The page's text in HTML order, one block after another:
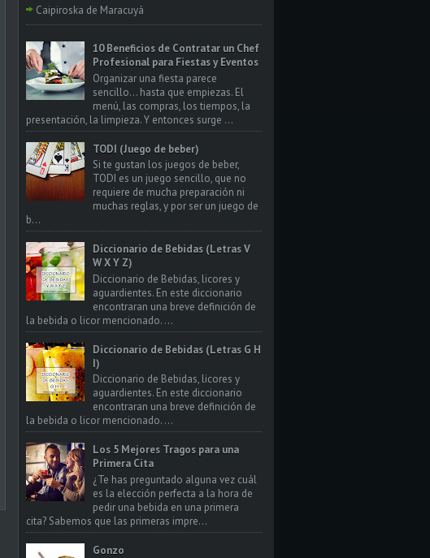
Caipiroska de Maracuyá
10 Beneficios de Contratar un Chef
Profesional para Fiestas y Eventos
Organizar una fiesta parece
sencillo… hasta que empiezas. El
menú, las compras, los tiempos, la
presentación, la limpieza. Y entonces surge ...
TODI (Juego de beber)
Si te gustan los juegos de beber,
TODI es un juego sencillo, que no
requiere de mucha preparación ni
muchas reglas, y por ser un juego de
b...
Diccionario de Bebidas (Letras V
W X Y Z)
Diccionario de Bebidas, licores y
aguardientes. En este diccionario
encontraran una breve definición de
la bebida o licor mencionado. ...
Diccionario de Bebidas (Letras G H
I)
Diccionario de Bebidas, licores y
aguardientes. En este diccionario
encontraran una breve definición de
la bebida o licor mencionado. ...
Los 5 Mejores Tragos para una
Primera Cita
¿Te has preguntado alguna vez cuál
es la elección perfecta a la hora de
pedir una bebida en una primera
cita? Sabemos que las primeras impre...
Gonzo